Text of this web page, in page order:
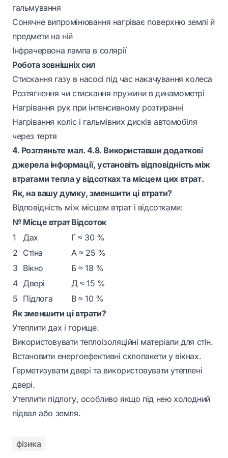
гальмування
Сонячне випромінювання нагріває поверхню землі й
предмети на ній
Інфрачервона лампа в солярії
Робота зовнішніх сил
Стискання газу в насосі під час накачування колеса
Розтягнення чи стискання пружини в динамометрі
Нагрівання рук при інтенсивному розтиранні
Нагрівання коліс і гальмівних дисків автомобіля
через тертя
4. Розгляньте мал. 4.8. Використавши додаткові
джерела інформації, установіть відповідність між
втратами тепла у відсотках та місцем цих втрат.
Як, на вашу думку, зменшити ці втрати?
Відповідність між місцем втрат і відсотками:
№ Місце втратВідсоток
1
Дах
Г ≈ 30 %
2 Стіна
А ≈ 25 %
3 Вікно
Б ≈ 18 %
4 Двері
Д ≈ 15 %
5 Підлога
В ≈ 10 %
Як зменшити ці втрати?
Утеплити дах і горище.
Використовувати теплоізоляційні матеріали для стін.
Встановити енергоефективні склопакети у вікнах.
Герметизувати двері та використовувати утеплені
двері.
Утеплити підлогу, особливо якщо під нею холодний
підвал або земля.
фізика